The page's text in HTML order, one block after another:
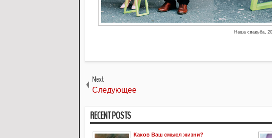
Наша свадьба,
Next
Следующее
RECENT POSTS
Каков Ваш смысл жизни?